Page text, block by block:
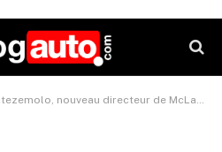
nouveau directeur de McLaren holding !